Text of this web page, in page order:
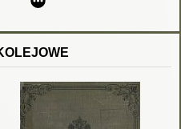
Stadttbahnen / Schwandl